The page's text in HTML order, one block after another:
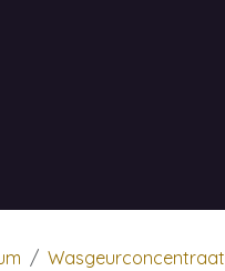
Wasgeurconcentraat